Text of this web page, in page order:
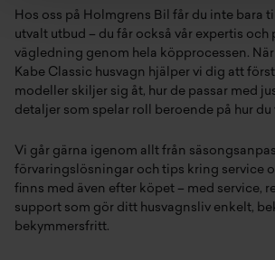
Hos oss på Holmgrens Bil får du inte bara
utvalt utbud – du får också vår expertis och
vägledning genom hela köpprocessen.
Kabe Classic husvagn hjälper vi dig att
modeller skiljer sig åt, hur de passar med
detaljer som spelar roll beroende på hur du
Vi går gärna igenom allt från
förvaringslösningar och tips kring service
finns med även efter köpet – med service,
support som gör ditt husvagnsliv enkelt,
bekymmersfritt.